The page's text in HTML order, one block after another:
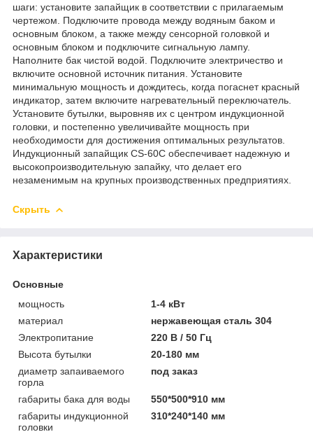
шаги: установите запайщик в соответствии с прилагаемым
чертежом. Подключите провода между водяным баком и
основным блоком, а также между сенсорной головкой и
основным блоком и подключите сигнальную лампу.
Наполните бак чистой водой. Подключите электричество и
включите основной источник питания. Установите
минимальную мощность и дождитесь, когда погаснет красный
индикатор, затем включите нагревательный переключатель.
Установите бутылки, выровняв их с центром индукционной
головки, и постепенно увеличивайте мощность при
необходимости для достижения оптимальных результатов.
Индукционный запайщик CS-60C обеспечивает надежную и
высокопроизводительную запайку, что делает его
незаменимым на крупных производственных предприятиях.
Скрыть
Характеристики
Основные
мощность
1-4 кВт
материал
нержавеющая сталь 304
Электропитание
220 В / 50 Гц
Высота бутылки
20-180 мм
диаметр запаиваемого
горла
под заказ
габариты бака для воды
550*500*910 мм
габариты индукционной
головки
310*240*140 мм